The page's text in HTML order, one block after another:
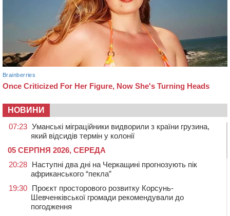
НОВИНИ
07:23 Уманські міграційники видворили з країни грузина,
який відсидів термін у колонії
05 СЕРПНЯ 2026, СЕРЕДА
20:28
Наступні два дні на Черкащині прогнозують пік
африканського “пекла”
19:30
Проєкт просторового розвитку Корсунь-
Шевченківської громади рекомендували до
погодження